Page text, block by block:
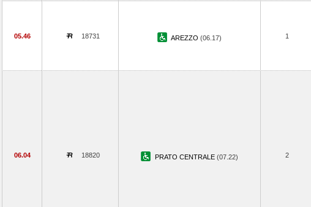
05.46 18731 AREZZO (06.17) 1
06.04 18820 PRATO CENTRALE (07.22) 2